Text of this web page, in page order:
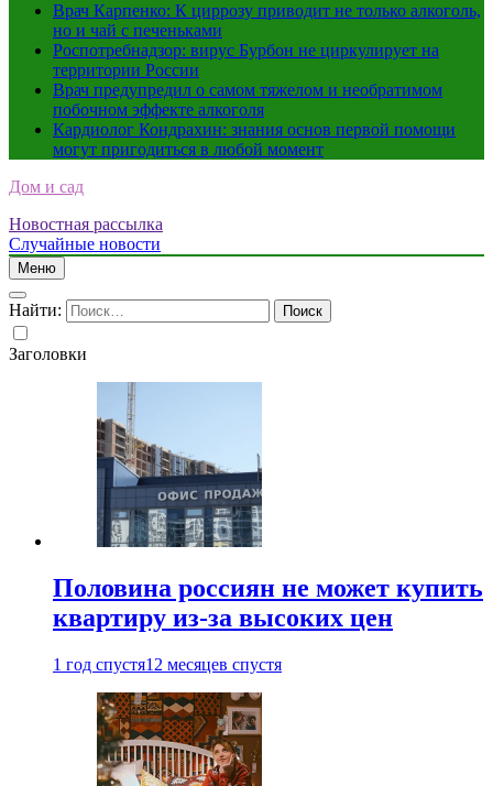
Врач Карпенко: К циррозу приводит не только алкоголь,
но и чай с печеньками
Роспотребнадзор: вирус Бурбон не циркулирует на
территории России
Врач предупредил о самом тяжелом и необратимом
побочном эффекте алкоголя
Кардиолог Кондрахин: знания основ первой помощи
могут пригодиться в любой момент
Дом и сад
Новостная рассылка
Случайные новости
Меню
Найти:
Заголовки
Половина россиян не может купить
квартиру из-за высоких цен
1 год спустя12 месяцев спустя